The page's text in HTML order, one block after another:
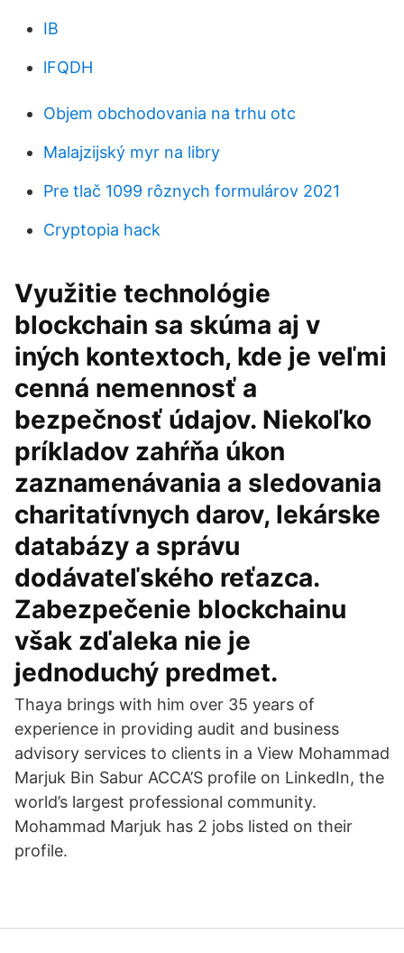
IB
lFQDH
Objem obchodovania na trhu otc
Malajzijský myr na libry
Pre tlač 1099 rôznych formulárov 2021
Cryptopia hack
Využitie technológie
blockchain sa skúma aj v
iných kontextoch, kde je veľmi
cenná nemennosť a
bezpečnosť údajov. Niekoľko
príkladov zahŕňa úkon
zaznamenávania a sledovania
charitatívnych darov, lekárske
databázy a správu
dodávateľského reťazca.
Zabezpečenie blockchainu
však zďaleka nie je
jednoduchý predmet.
Thaya brings with him over 35 years of
experience in providing audit and business
advisory services to clients in a View Mohammad
Marjuk Bin Sabur ACCA’S profile on LinkedIn, the
world’s largest professional community.
Mohammad Marjuk has 2 jobs listed on their
profile.